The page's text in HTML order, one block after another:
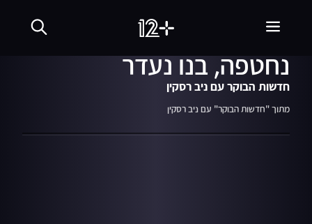
נלחם במחבלים, אמו
נחטפה, בנו נעדר
חדשות הבוקר עם ניב רסקין
מתוך "חדשות הבוקר" עם ניב רסקין